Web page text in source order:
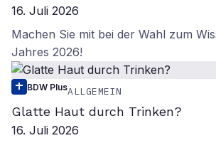
16. Juli 2026
Machen Sie mit bei der Wahl zum
Jahres 2026!
BDW PlusALLGEMEIN
Glatte Haut durch Trinken?
16. Juli 2026